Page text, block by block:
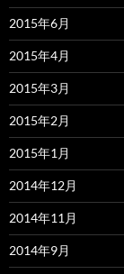
2015年6月
2015年4月
2015年3月
2015年2月
2015年1月
2014年12月
2014年11月
2014年9月